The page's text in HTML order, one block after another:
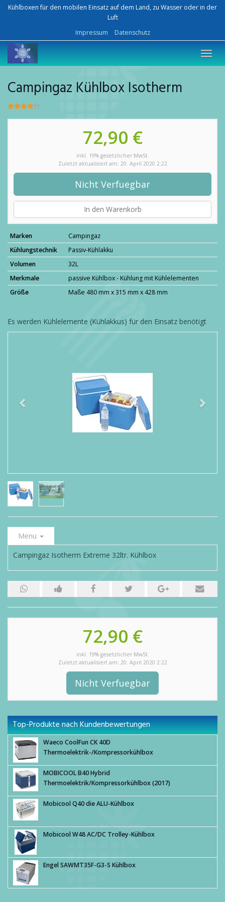
SkipKühlboxen für den mobilen Einsatz auf dem Land, zu Wasser oder in der
Luft
Impressum
Datenschutz
Campingaz Kühlbox Isotherm
72,90 €
inkl. 19% gesetzlicher MwSt.
Zuletzt aktualisiert am: 20. April 2020 2:22
Nicht Verfuegbar
In den Warenkorb
Marken
Campingaz
Kühlungstechnik
Passiv-Kühlakku
Volumen
32L
Merkmale
passive Kühlbox - Kühlung mit Kühlelementen
Größe
Maße 480 mm x 315 mm x 428 mm
Es werden Kühlelemente (Kühlakkus) für den Einsatz benötigt
Menu
Campingaz Isotherm Extreme 32ltr. Kühlbox
72,90 €
inkl. 19% gesetzlicher MwSt.
Zuletzt aktualisiert am: 20. April 2020 2:22
Nicht Verfuegbar
Top-Produkte nach Kundenbewertungen
Waeco CoolFun CK 40D
Thermoelektrik-/Kompressorkühlbox
MOBICOOL B40 Hybrid
Thermoelektrik/Kompressorkühlbox (2017)
Mobicool Q40 die ALU-Kühlbox
Mobicool W48 AC/DC Trolley-Kühlbox
Engel SAWMT35F-G3-S Kühlbox